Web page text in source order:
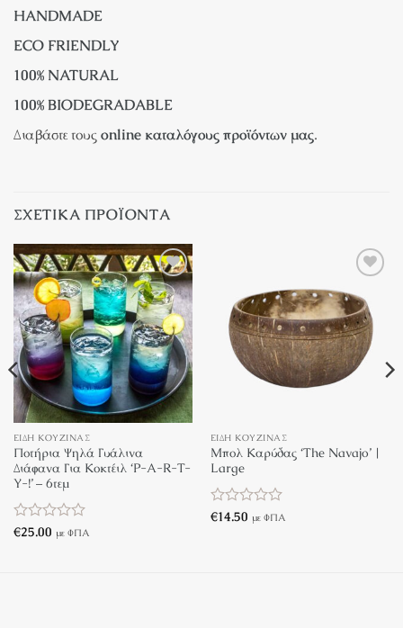
HANDMADE
ECO FRIENDLY
100% NATURAL
100% BIODEGRADABLE
Διαβάστε τους online καταλόγους προϊόντων μας.
ΣΧΕΤΙΚΆ ΠΡΟΪΌΝΤΑ
Πρόσθήκη
στην λίστα
επιθυμιών
ΕΊΔΗ ΚΟΥΖΊΝΑΣ
Ποτήρια Ψηλά Γυάλινα
Διάφανα Για Κοκτέιλ ‘P-A-R-T-
Y-!’ – 6τεμ
Βαθμολογήθηκε
€25.00 με ΦΠΑ
Πρόσθήκη
στην λίστα
επιθυμιών
ΕΊΔΗ ΚΟΥΖΊΝΑΣ
Μπολ Καρύδας ‘The Navajo’ |
Large
Βαθμολογήθηκε
€14.50 με ΦΠΑ